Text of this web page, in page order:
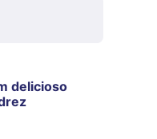
delicioso